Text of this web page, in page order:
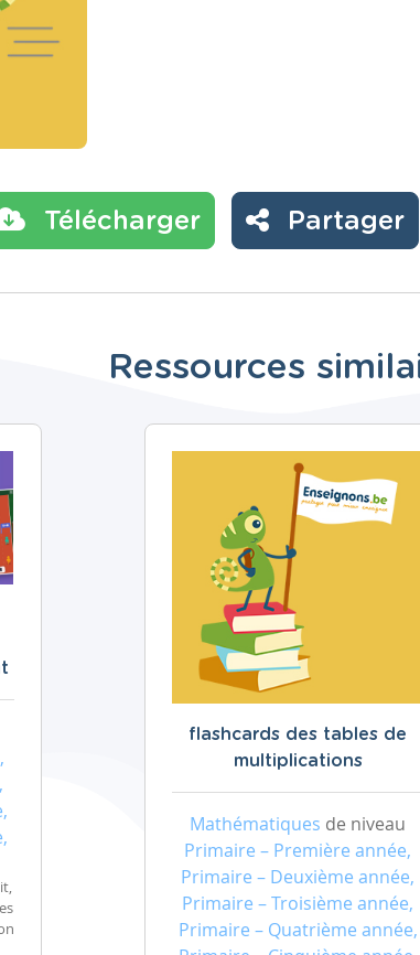
Télécharger Partager
Ressources
flashcards des tables de
multiplications
Mathématiques de niveau
Primaire – Première année,
Primaire – Deuxième année,
Primaire – Troisième année,
Primaire – Quatrième année,